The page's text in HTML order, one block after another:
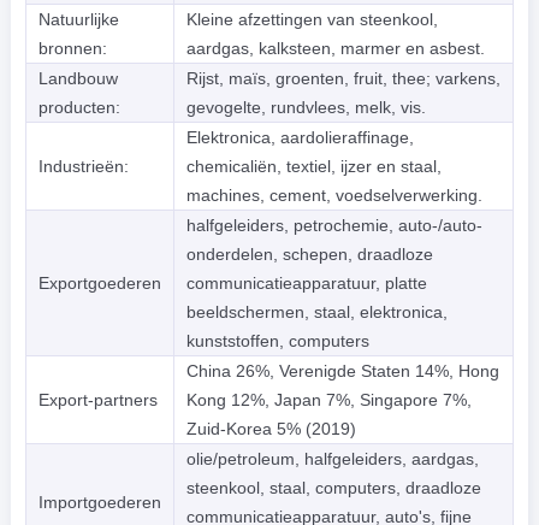
Natuurlijke
bronnen:
Kleine afzettingen van steenkool,
aardgas, kalksteen, marmer en asbest.
Landbouw
producten:
Rijst, maïs, groenten, fruit, thee; varkens,
gevogelte, rundvlees, melk, vis.
Industrieën:
Elektronica, aardolieraffinage,
chemicaliën, textiel, ijzer en staal,
machines, cement, voedselverwerking.
Exportgoederen
halfgeleiders, petrochemie, auto-/auto-
onderdelen, schepen, draadloze
communicatieapparatuur, platte
beeldschermen, staal, elektronica,
kunststoffen, computers
Export-partners
China 26%, Verenigde Staten 14%, Hong
Kong 12%, Japan 7%, Singapore 7%,
Zuid-Korea 5% (2019)
Importgoederen
olie/petroleum, halfgeleiders, aardgas,
steenkool, staal, computers, draadloze
communicatieapparatuur, auto's, fijne